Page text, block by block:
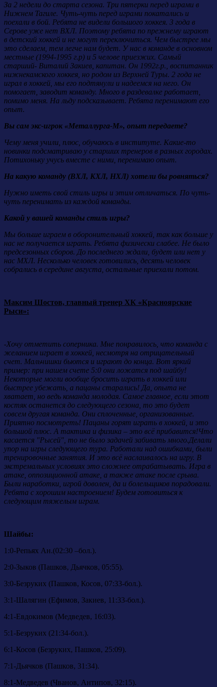
За 2 недели до старта сезона. Три пятерки перед играми в
Нижнем Тагиле. Чуть-чуть перед играми покатались и
поехали в бой. Ребята не видели большого хоккея. 3 года в
Серове уже нет ВХЛ. Поэтому ребята по прежнему играют
в детский хоккей и не могут переключиться. Чем быстрее мы
это сделаем, тем легче нам будет. У нас в команде в основном
местные (1994-1995 г.р) и 5 челове приезжих. Самый
старший- Виталий Закиев, капитан. Он 1992г.р., воспитанник
нижнекамского хоккея, но родом из Верхней Туры. 2 года не
играл в хоккей, мы его подтянули и надеемся на него. Он
помогает, заводит команду. Много в раздевалке работает,
помимо меня. На льду подсказывает. Ребята перенимают его
опыт.
Вы сам экс-игрок «Металлурга-М», опыт передаете?
Чему меня учили, плюс, обучаюсь в институте. Какие-то
новинки подсматриваю у старших тренеров в разных городах.
Потихоньку учусь вместе с ними, перенимаю опыт.
На какую команду (ВХЛ, КХЛ, НХЛ) хотели бы ровняться?
Нужно иметь свой стиль игры и этим отличаться. По чуть-
чуть перенимать из каждой команды.
Какой у вашей команды стиль игры?
Мы больше играем в оборонительный хоккей, так как больше у
нас не получается играть. Ребята физически слабее. Не было
предсезонных сборов. До последнего ждали, будет или нет у
нас МХЛ. Несколько человек готовились, десять человек
собрались в середине августа, остальные приехали потом.
Максим Шостов, главный тренер ХК «Красноярские
Рыси»:
-Хочу отметить соперника. Мне понравилось, что команда с
желанием играет в хоккей, несмотря на отрицательный
счет. Мальчишки бьются и играют до конца. Вот яркий
пример: при нашем счете 5:0 они ложатся под шайбу!
Некоторые могли вообще бросить играть в хоккей или
быстрее убежать, а пацаны старались! Да, опыта не
хватает, но ведь команда молодая. Самое главное, если этот
костяк останется до следующего сезона, то это будет
совсем другая команда. Они сплоченные, организованные.
Приятно посмотреть! Пацаны горят играть в хоккей, и это
большой плюс. А тактика и физика – это всё прибавится!Что
касается "Рысей", то не было задачей забивать много.Делали
упор на игры следующего тура. Работали над ошибками, были
тренировочные занятия. И это всё наслаивалось на игру. В
экстремальных условиях это сложнее отрабатывать. Игра в
атаке, оппозиционной атаке, а также атаке после срыва.
Были наработки, игрой доволен, да и болельщиков порадовали.
Ребята с хорошим настроением! Будем готовиться к
следующим тяжелым играм.
Шайбы:
1:0-Репьях Ан.(02:30 –бол.).
2:0-Зыков (Пашков, Дьячков, 05:55).
3:0-Безруких (Пашков, Косов, 07:33-бол.).
3:1-Шалягин (Ефимов, Закиев, 11:33-бол.).
4:1-Евдокимов (Медведев, 16:03).
5:1-Безруких (21:34-бол.).
6:1-Косов (Безруких, Пашков, 25:09).
7:1-Дьячков (Пашков, 31:34).
8:1-Медведев (Чванов, Антипов, 32:15).